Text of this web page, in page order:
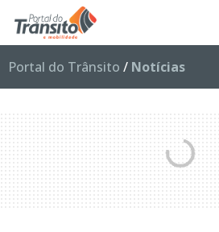
Portal do Trânsito / Notícias